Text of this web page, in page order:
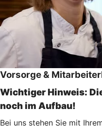
Vorsorge &
Wichtiger Hinweis:
noch im Aufbau!
Bei uns stehen Sie mit